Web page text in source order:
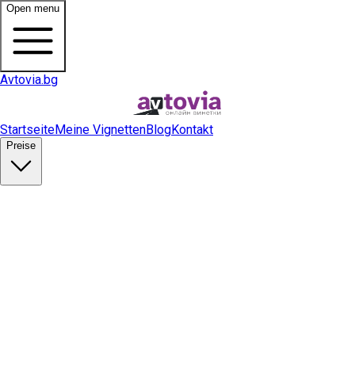
Open menu
Avtovia.bg
StartseiteMeine VignettenBlogKontakt
Preise